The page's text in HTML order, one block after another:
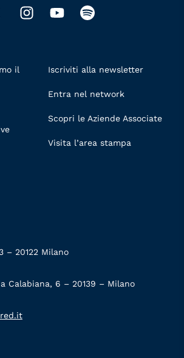
il
Iscriviti alla newsletter
Entra nel network
Scopri le Aziende Associate
Visita l’area stampa
– 20122 Milano
Calabiana, 6 – 20139 – Milano